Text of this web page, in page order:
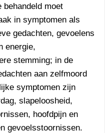
behandeld moet
in symptomen als
gedachten, gevoelens
energie,
stemming; in de
aan zelfmoord
symptomen zijn
slapeloosheid,
hoofdpijn en
gevoelsstoornissen.